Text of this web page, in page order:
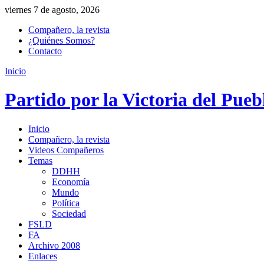
viernes 7 de agosto, 2026
Compañero, la revista
¿Quiénes Somos?
Contacto
Inicio
Partido por la Victoria del
Inicio
Compañero, la revista
Videos Compañeros
Temas
DDHH
Economía
Mundo
Política
Sociedad
FSLD
FA
Archivo 2008
Enlaces